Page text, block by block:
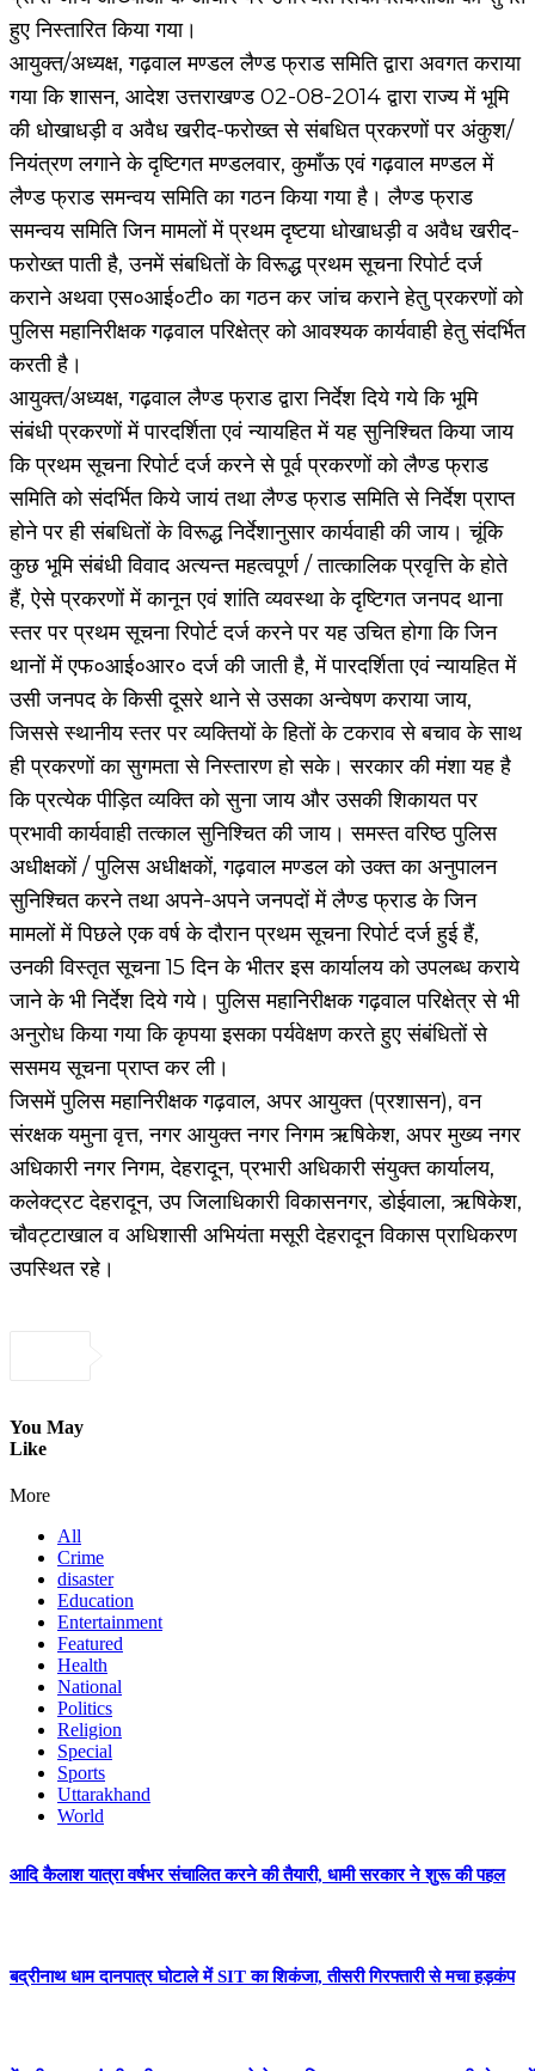
हुए निस्तारित किया गया।
आयुक्त/अध्यक्ष, गढ़वाल मण्डल लैण्ड फ्राड समिति द्वारा अवगत कराया
गया कि शासन, आदेश उत्तराखण्ड 02-08-2014 द्वारा राज्य में भूमि
की धोखाधड़ी व अवैध खरीद-फरोख्त से संबधित प्रकरणों पर अंकुश/
नियंत्रण लगाने के दृष्टिगत मण्डलवार, कुमाँऊ एवं गढ़वाल मण्डल में
लैण्ड फ्राड समन्वय समिति का गठन किया गया है। लैण्ड फ्राड
समन्वय समिति जिन मामलों में प्रथम दृष्टया धोखाधड़ी व अवैध खरीद-
फरोख्त पाती है, उनमें संबधितों के विरूद्ध प्रथम सूचना रिपोर्ट दर्ज
कराने अथवा एस०आई०टी० का गठन कर जांच कराने हेतु प्रकरणों को
पुलिस महानिरीक्षक गढ़वाल परिक्षेत्र को आवश्यक कार्यवाही हेतु संदर्भित
करती है।
आयुक्त/अध्यक्ष, गढ़वाल लैण्ड फ्राड द्वारा निर्देश दिये गये कि भूमि
संबंधी प्रकरणों में पारदर्शिता एवं न्यायहित में यह सुनिश्चित किया जाय
कि प्रथम सूचना रिपोर्ट दर्ज करने से पूर्व प्रकरणों को लैण्ड फ्राड
समिति को संदर्भित किये जायं तथा लैण्ड फ्राड समिति से निर्देश प्राप्त
होने पर ही संबधितों के विरूद्ध निर्देशानुसार कार्यवाही की जाय। चूंकि
कुछ भूमि संबंधी विवाद अत्यन्त महत्वपूर्ण / तात्कालिक प्रवृत्ति के होते
हैं, ऐसे प्रकरणों में कानून एवं शांति व्यवस्था के दृष्टिगत जनपद थाना
स्तर पर प्रथम सूचना रिपोर्ट दर्ज करने पर यह उचित होगा कि जिन
थानों में एफ०आई०आर० दर्ज की जाती है, में पारदर्शिता एवं न्यायहित में
उसी जनपद के किसी दूसरे थाने से उसका अन्वेषण कराया जाय,
जिससे स्थानीय स्तर पर व्यक्तियों के हितों के टकराव से बचाव के साथ
ही प्रकरणों का सुगमता से निस्तारण हो सके। सरकार की मंशा यह है
कि प्रत्येक पीड़ित व्यक्ति को सुना जाय और उसकी शिकायत पर
प्रभावी कार्यवाही तत्काल सुनिश्चित की जाय। समस्त वरिष्ठ पुलिस
अधीक्षकों / पुलिस अधीक्षकों, गढ़वाल मण्डल को उक्त का अनुपालन
सुनिश्चित करने तथा अपने-अपने जनपदों में लैण्ड फ्राड के जिन
मामलों में पिछले एक वर्ष के दौरान प्रथम सूचना रिपोर्ट दर्ज हुई हैं,
उनकी विस्तृत सूचना 15 दिन के भीतर इस कार्यालय को उपलब्ध कराये
जाने के भी निर्देश दिये गये। पुलिस महानिरीक्षक गढ़वाल परिक्षेत्र से भी
अनुरोध किया गया कि कृपया इसका पर्यवेक्षण करते हुए संबंधितों से
ससमय सूचना प्राप्त कर ली।
जिसमें पुलिस महानिरीक्षक गढ़वाल, अपर आयुक्त (प्रशासन), वन
संरक्षक यमुना वृत्त, नगर आयुक्त नगर निगम ऋषिकेश, अपर मुख्य नगर
अधिकारी नगर निगम, देहरादून, प्रभारी अधिकारी संयुक्त कार्यालय,
कलेक्ट्रट देहरादून, उप जिलाधिकारी विकासनगर, डोईवाला, ऋषिकेश,
चौवट्टाखाल व अधिशासी अभियंता मसूरी देहरादून विकास प्राधिकरण
उपस्थित रहे।
You May
Like
More
All
Crime
disaster
Education
Entertainment
Featured
Health
National
Politics
Religion
Special
Sports
Uttarakhand
World
आदि कैलाश यात्रा वर्षभर संचालित करने की तैयारी, धामी सरकार ने शुरू की पहल
बद्रीनाथ धाम दानपात्र घोटाले में SIT का शिकंजा, तीसरी गिरफ्तारी से मचा हड़कंप